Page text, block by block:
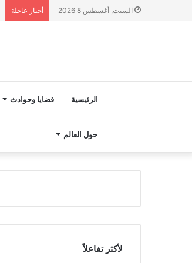
السبت, أغسطس 8 2026 أخبار عاجلة
الرئيسية قضايا وحوادث
حول العالم
لأكثر تفاعلاً